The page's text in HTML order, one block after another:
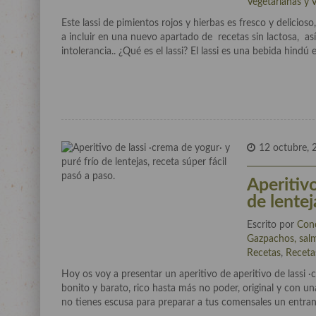
Vegetarianas y
Este lassi de pimientos rojos y hierbas es fresco y
a incluir en una nuevo apartado de recetas sin lactosa,
intolerancia.. ¿Qué es el lassi? El lassi es una bebida hindú
12 octubre,
Aperitivo
de
Escrito por
Gazpachos,
Recetas,
Hoy os voy a presentar un aperitivo de aperitivo de lassi
bonito y barato, rico hasta más no poder, original y con
no tienes escusa para preparar a tus comensales un